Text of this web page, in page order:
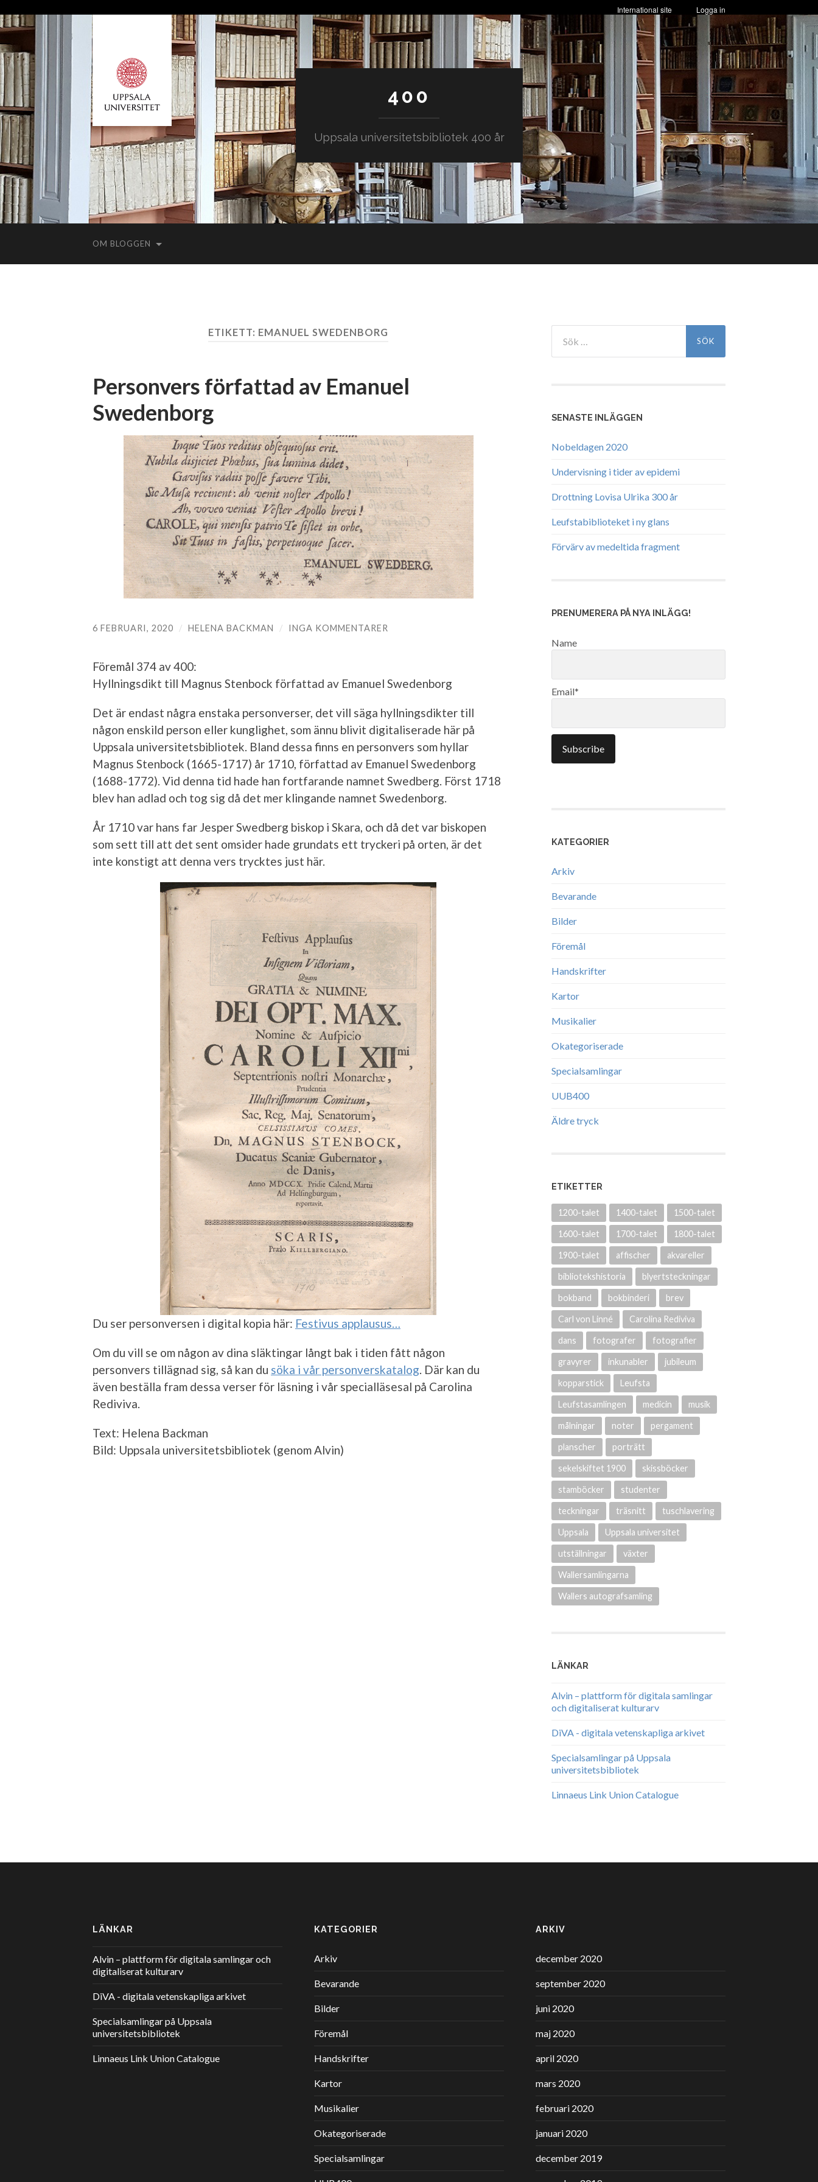
Logga in
International site
400
Uppsala universitetsbibliotek 400 år
OM BLOGGEN
ETIKETT: EMANUEL SWEDENBORG
Personvers författad av Emanuel
Swedenborg
6 FEBRUARI, 2020 / HELENA BACKMAN / INGA KOMMENTARER
Föremål 374 av 400:
Hyllningsdikt till Magnus Stenbock författad av Emanuel Swedenborg
Det är endast några enstaka personverser, det vill säga hyllningsdikter till
någon enskild person eller kunglighet, som ännu blivit digitaliserade här på
Uppsala universitetsbibliotek. Bland dessa finns en personvers som hyllar
Magnus Stenbock (1665-1717) år 1710, författad av Emanuel Swedenborg
(1688-1772). Vid denna tid hade han fortfarande namnet Swedberg. Först 1718
blev han adlad och tog sig då det mer klingande namnet Swedenborg.
År 1710 var hans far Jesper Swedberg biskop i Skara, och då det var biskopen
som sett till att det sent omsider hade grundats ett tryckeri på orten, är det
inte konstigt att denna vers trycktes just här.
Du ser personversen i digital kopia här: Festivus applausus…
Om du vill se om någon av dina släktingar långt bak i tiden fått någon
personvers tillägnad sig, så kan du söka i vår personverskatalog. Där kan du
även beställa fram dessa verser för läsning i vår specialläsesal på Carolina
Rediviva.
Text: Helena Backman
Bild: Uppsala universitetsbibliotek (genom Alvin)
efter:
SENASTE INLÄGGEN
Nobeldagen 2020
Undervisning i tider av epidemi
Drottning Lovisa Ulrika 300 år
Leufstabiblioteket i ny glans
Förvärv av medeltida fragment
PRENUMERERA PÅ NYA INLÄGG!
Name
Email*
KATEGORIER
Arkiv
Bevarande
Bilder
Föremål
Handskrifter
Kartor
Musikalier
Okategoriserade
Specialsamlingar
UUB400
Äldre tryck
ETIKETTER
1200-talet 1400-talet 1500-talet
1600-talet 1700-talet 1800-talet
1900-talet affischer akvareller
bibliotekshistoria blyertsteckningar
bokband bokbinderi brev
Carl von Linné Carolina Rediviva
dans fotografer fotografier
gravyrer inkunabler jubileum
kopparstick Leufsta
Leufstasamlingen medicin musik
målningar noter pergament
planscher porträtt
sekelskiftet 1900 skissböcker
stamböcker studenter
teckningar träsnitt tuschlavering
Uppsala Uppsala universitet
utställningar växter
Wallersamlingarna
Wallers autografsamling
LÄNKAR
Alvin – plattform för digitala samlingar
och digitaliserat kulturarv
DiVA - digitala vetenskapliga arkivet
Specialsamlingar på Uppsala
universitetsbibliotek
Linnaeus Link Union Catalogue
LÄNKAR
Alvin – plattform för digitala samlingar och
digitaliserat kulturarv
DiVA - digitala vetenskapliga arkivet
Specialsamlingar på Uppsala
universitetsbibliotek
Linnaeus Link Union Catalogue
KATEGORIER
Arkiv
Bevarande
Bilder
Föremål
Handskrifter
Kartor
Musikalier
Okategoriserade
Specialsamlingar
ARKIV
december 2020
september 2020
juni 2020
maj 2020
april 2020
mars 2020
februari 2020
januari 2020
december 2019